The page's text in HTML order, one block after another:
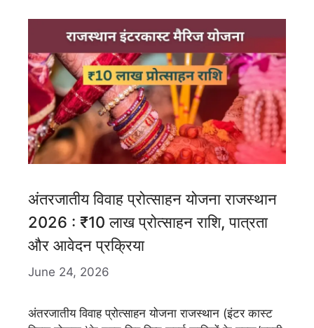
अंतरजातीय विवाह प्रोत्साहन योजना राजस्थान
2026 : ₹10 लाख प्रोत्साहन राशि, पात्रता
और आवेदन प्रक्रिया
June 24, 2026
अंतरजातीय विवाह प्रोत्साहन योजना राजस्थान (इंटर कास्ट